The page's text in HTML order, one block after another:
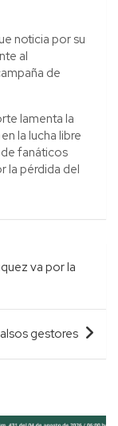
noticia por su
al
de
lamenta la
la lucha libre
fanáticos
la pérdida del
va por la
gestores